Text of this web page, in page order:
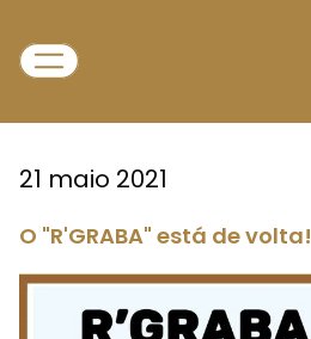
21 maio 2021
O "R'GRABA" está de volta!